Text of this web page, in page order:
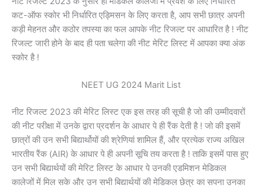
कट-ऑफ स्कोर भी निर्धारित एड्मिसन के लिए करता है, आप सभी छात्र अपनी
कड़ी मेहनत और कठोर तपस्या का फल आपके नीट रिजल्ट पर आधारित है ! नीट
रिजल्ट जारी होने के बाद ही पता चलेगा की नीट मेरिट लिस्ट में आपका क्या अंक
स्कोर है !
NEET UG 2024 Marit List
नीट रिजल्ट 2023 की मेरिट लिस्ट एक इस तरह की सूची है जो की उम्मीदवारों
की नीट परीक्षा में उनके द्वारा प्रदर्शन के आधार पे ही रैंक देती है ! जो की इसमें
छात्रों की उन सभी बिद्यार्थोयों की श्रेणियां शामिल हैं, और प्रत्येक राज्य अखिल
भारतीय रैंक (AIR) के आधार पे ही अपनी सूचि तय करता है ! ताकि इसमें पास हुए
उन सभी बिद्यार्थयों की मेरिट लिस्ट के आधार पे उनकी एडमिशन मेडिकल
कालेजों में मिल सके और उन सभी बिद्यार्थयों की मेडिकल छेत्र का सपना उनका